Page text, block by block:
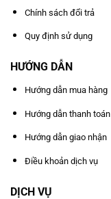
Chính sách đổi trả
Quy định sử dụng
HƯỚNG DẪN
Hướng dẫn mua hàng
Hướng dẫn thanh toán
Hướng dẫn giao nhận
Điều khoản dịch vụ
DỊCH VỤ